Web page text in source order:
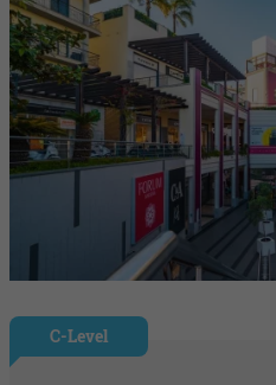
C-Level